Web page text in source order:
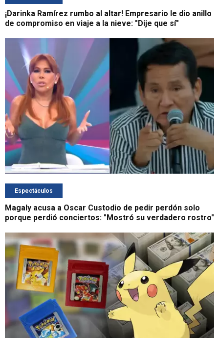
¡Darinka Ramírez rumbo al altar! Empresario le dio anillo
de compromiso en viaje a la nieve: "Dije que sí"
Espectáculos
Magaly acusa a Oscar Custodio de pedir perdón solo
porque perdió conciertos: "Mostró su verdadero rostro"